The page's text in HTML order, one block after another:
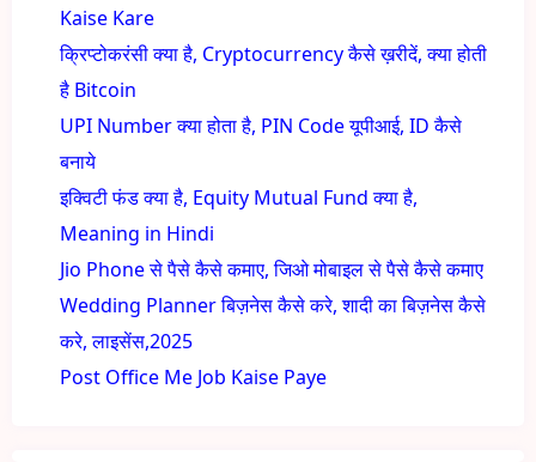
Kaise Kare
क्रिप्टोकरंसी क्या है, Cryptocurrency कैसे ख़रीदें, क्या होती
है Bitcoin
UPI Number क्या होता है, PIN Code यूपीआई, ID कैसे
बनाये
इक्विटी फंड क्या है, Equity Mutual Fund क्या है,
Meaning in Hindi
Jio Phone से पैसे कैसे कमाए, जिओ मोबाइल से पैसे कैसे कमाए
Wedding Planner बिज़नेस कैसे करे, शादी का बिज़नेस कैसे
करे, लाइसेंस,2025
Post Office Me Job Kaise Paye